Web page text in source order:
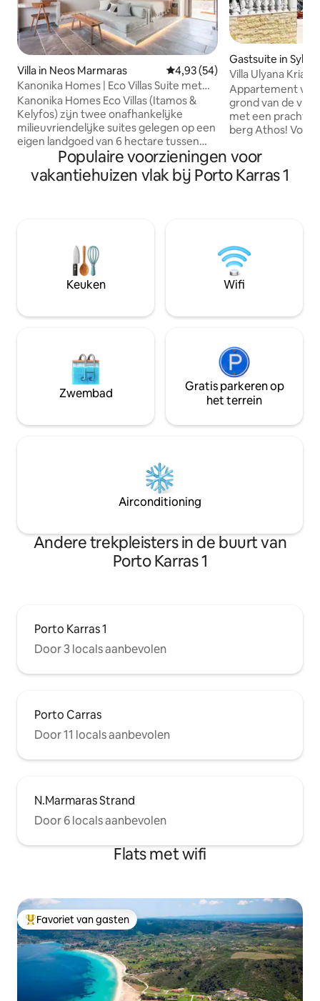
Villa in Neos Marmaras Gemiddelde beoordeling van
4,93 (54)
Kanonika Homes | Eco Villas Suite met
uitzicht op de zonsondergang
Kanonika Homes Eco Villas (Itamos &
Kelyfos) zijn twee onafhankelijke
milieuvriendelijke suites gelegen op een
eigen landgoed van 6 hectare tussen
olijfbomen. Elke villa biedt plaats aan 2
tot 4 gasten en biedt privacy, comfort
en een prachtig uitzicht op zee en de
Neos Marmaras. Ze combineren rust
met gemakkelijke toegang tot
stranden, restaurants en het lokale
Gastsuite in Sykia
Villa Ulyana
Spa
Appartement van
grond van de villa
met een prachtig
berg Athos! Volledige eenzaamheid,
eenheid met
voormalige land
Athos! Naar de zee 270 m. Op
infrastructuur is
en werkt het
Populaire voorzieningen voor
vakantiehuizen vlak bij Porto Karras 1
Keuken Wifi
Zwembad
Gratis parkeren op
het terrein
Airconditioning
Andere trekpleisters in de buurt van
Porto Karras 1
Porto Karras 1
Door 3 locals aanbevolen
Porto Carras
Door 11 locals aanbevolen
N.Marmaras Strand
Door 6 locals aanbevolen
Flats met wifi
Topfavoriet van gasten
Favoriet van gasten